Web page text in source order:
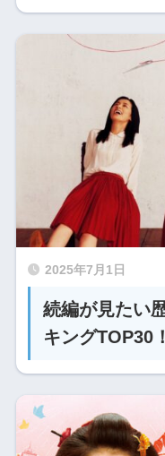
2025年7月1日
続編が見たい
キングTOP30！